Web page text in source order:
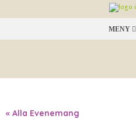
MENY
« Alla Evenemang